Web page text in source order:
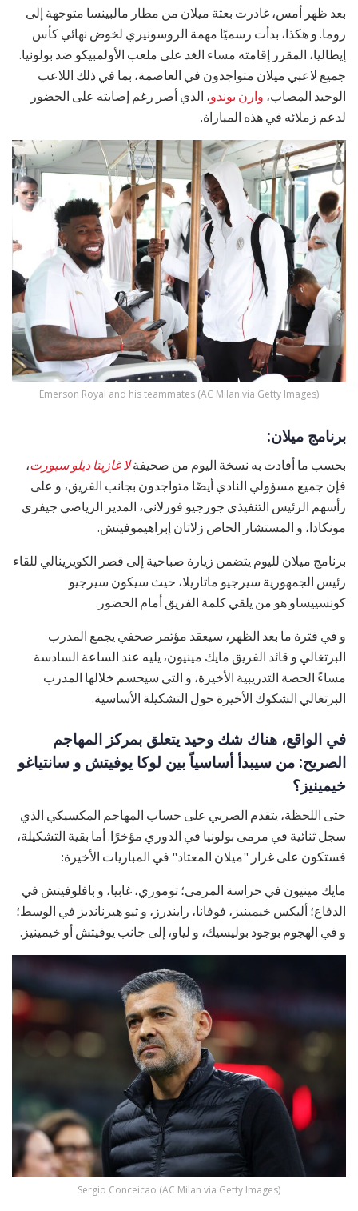
بعد ظهر أمس، غادرت بعثة ميلان من مطار مالبينسا متوجهة إلى
روما. و هكذا، بدأت رسميًا مهمة الروسونيري لخوض نهائي كأس
إيطاليا، المقرر إقامته مساء الغد على ملعب الأولمبيكو ضد بولونيا.
جميع لاعبي ميلان متواجدون في العاصمة، بما في ذلك اللاعب
الوحيد المصاب، وارن بوندو، الذي أصر رغم إصابته على الحضور
لدعم زملائه في هذه المباراة.
Emerson Royal and his teammates (AC Milan via Getty Images)
برنامج ميلان:
بحسب ما أفادت به نسخة اليوم من صحيفةلا غازيتا ديلو سبورت،
فإن جميع مسؤولي النادي أيضًا متواجدون بجانب الفريق، و على
رأسهم الرئيس التنفيذي جورجيو فورلاني، المدير الرياضي جيفري
مونكادا، و المستشار الخاص زلاتان إبراهيموفيتش.
برنامج ميلان لليوم يتضمن زيارة صباحية إلى قصر الكويرينالي للقاء
رئيس الجمهورية سيرجيو ماتاريلا، حيث سيكون سيرجيو
كونسييساو هو من يلقي كلمة الفريق أمام الحضور.
و في فترة ما بعد الظهر، سيعقد مؤتمر صحفي يجمع المدرب
البرتغالي و قائد الفريق مايك مينيون، يليه عند الساعة السادسة
مساءً الحصة التدريبية الأخيرة، و التي سيحسم خلالها المدرب
البرتغالي الشكوك الأخيرة حول التشكيلة الأساسية.
في الواقع، هناك شك وحيد يتعلق بمركز المهاجم
الصريح: من سيبدأ أساسياً بين لوكا يوفيتش و سانتياغو
خيمينيز؟
حتى اللحظة، يتقدم الصربي على حساب المهاجم المكسيكي الذي
سجل ثنائية في مرمى بولونيا في الدوري مؤخرًا. أما بقية التشكيلة،
فستكون على غرار "ميلان المعتاد" في المباريات الأخيرة:
مايك مينيون في حراسة المرمى؛ توموري، غابيا، و بافلوفيتش في
الدفاع؛ أليكس خيمينيز، فوفانا، رايندرز، و ثيو هيرنانديز في الوسط؛
و في الهجوم بوجود بوليسيك، و لياو، إلى جانب يوفيتش أو خيمينيز.
Sergio Conceicao (AC Milan via Getty Images)